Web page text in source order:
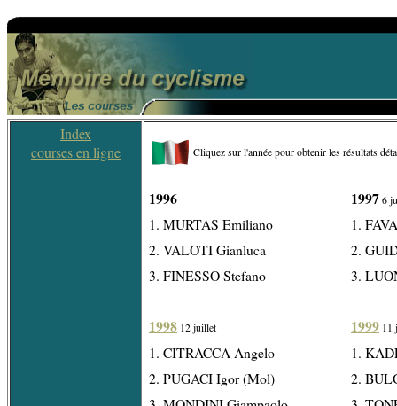
Index
courses en ligne
Cliquez sur l'année pour obtenir les résultats
1996
1. MURTAS Emiliano
2. VALOTI Gianluca
3. FINESSO Stefano
1998 12 juillet
1. CITRACCA Angelo
2. PUGACI Igor (Mol)
1997 6
1.
2.
3.
1999 11
1.
2.